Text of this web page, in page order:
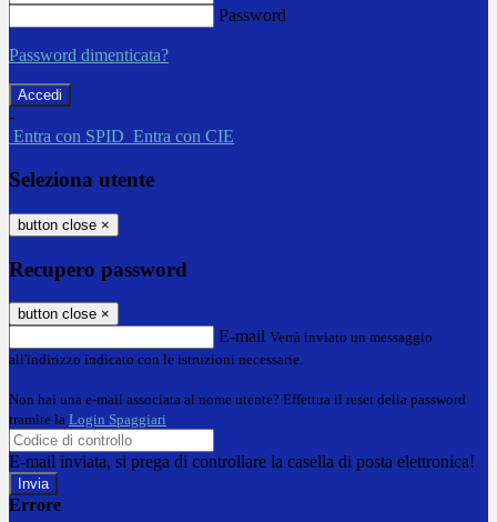
Password
Password dimenticata?
-
Entra con SPID Entra con CIE
Seleziona utente
button close ×
Recupero password
button close ×
E-mail Verrà inviato un messaggio
all'indirizzo indicato con le istruzioni necessarie.
Non hai una e-mail associata al nome utente? Effettua il reset della password
tramite la Login Spaggiari
E-mail inviata, si prega di controllare la casella di posta elettronica!
Errore